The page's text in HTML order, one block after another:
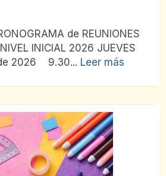
de REUNIONES
INICIAL 2026 JUEVES
de 2026 9.30... Leer más